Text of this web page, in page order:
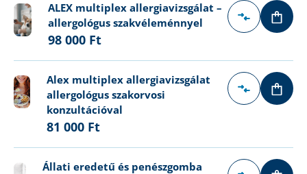
ALEX multiplex allergiavizsgálat –
allergológus szakvéleménnyel
98 000 Ft
Alex multiplex allergiavizsgálat
allergológus szakorvosi
konzultációval
81 000 Ft
Állati eredetű és penészgomba